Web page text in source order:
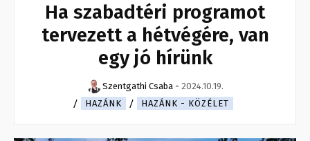
Ha szabadtéri programot
tervezett a hétvégére, van
egy jó hírünk
Szentgathi Csaba - 2024.10.19.
HAZÁNK
HAZÁNK - KÖZÉLET